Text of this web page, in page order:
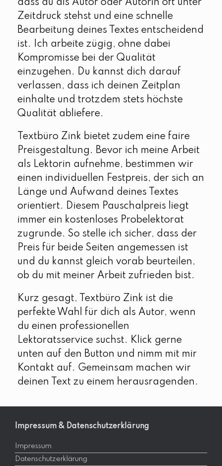
dass du als Autor oder Autorin oft unter
Zeitdruck stehst und eine schnelle
Bearbeitung deines Textes entscheidend
ist. Ich arbeite zügig, ohne dabei
Kompromisse bei der Qualität
einzugehen. Du kannst dich darauf
verlassen, dass ich deinen Zeitplan
einhalte und trotzdem stets höchste
Qualität abliefere.
Textbüro Zink bietet zudem eine faire
Preisgestaltung. Bevor ich meine Arbeit
als Lektorin aufnehme, bestimmen wir
einen individuellen Festpreis, der sich an
Länge und Aufwand deines Textes
orientiert. Diesem Pauschalpreis liegt
immer ein kostenloses Probelektorat
zugrunde. So stelle ich sicher, dass der
Preis für beide Seiten angemessen ist
und du kannst gleich vorab beurteilen,
ob du mit meiner Arbeit zufrieden bist.
Kurz gesagt, Textbüro Zink ist die
perfekte Wahl für dich als Autor, wenn
du einen professionellen
Lektoratsservice suchst. Klick gerne
unten auf den Button und nimm mit mir
Kontakt auf. Gemeinsam machen wir
deinen Text zu einem herausragenden.
Impressum & Datenschutzerklärung
Impressum
Datenschutzerklärung